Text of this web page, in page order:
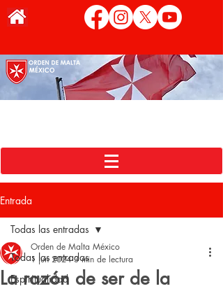
Entrada
Todas las entradas
Espiritualidad
Todas las entradas
La razón de ser de la
Orden de Malta México
1 jun 2024 3 min de lectura